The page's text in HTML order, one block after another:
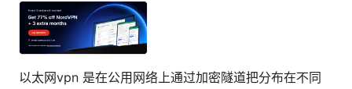
以太网vpn 是在公用网络上通过加密隧道把分布在不同